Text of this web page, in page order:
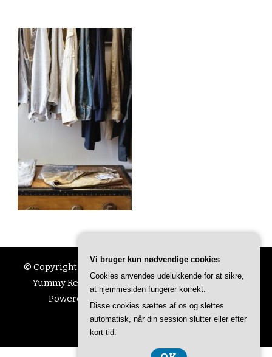
© Copyright 2026 Ting Til Livet
. All Rights Reserved.
Yummy Recipe | Developed By
Powered by
Vi bruger kun nødvendige cookies
Cookies anvendes udelukkende for at sikre,
at hjemmesiden fungerer korrekt.
Disse cookies sættes af os og slettes
automatisk, når din session slutter eller efter
kort tid.